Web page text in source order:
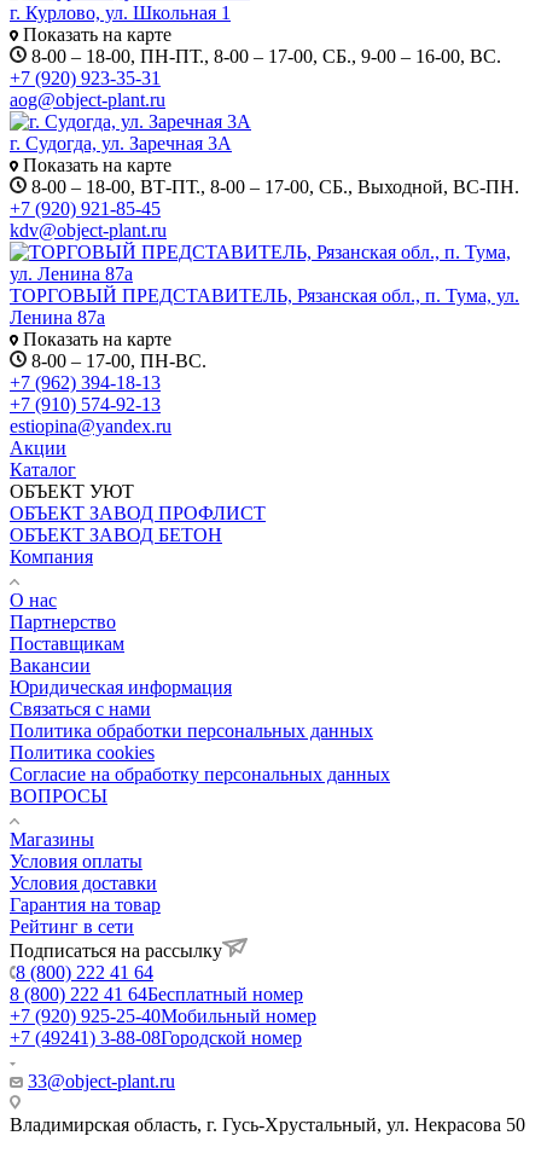
г. Курлово, ул. Школьная 1
Показать на карте
8-00 – 18-00, ПН-ПТ., 8-00 – 17-00, СБ., 9-00 – 16-00, ВС.
+7 (920) 923-35-31
aog@object-plant.ru
г. Судогда, ул. Заречная 3А
Показать на карте
8-00 – 18-00, ВТ-ПТ., 8-00 – 17-00, СБ., Выходной, ВС-ПН.
+7 (920) 921-85-45
kdv@object-plant.ru
ТОРГОВЫЙ ПРЕДСТАВИТЕЛЬ, Рязанская обл., п. Тума, ул.
Ленина 87а
Показать на карте
8-00 – 17-00, ПН-ВС.
+7 (962) 394-18-13
+7 (910) 574-92-13
estiopina@yandex.ru
Акции
Каталог
ОБЪЕКТ УЮТ
ОБЪЕКТ ЗАВОД ПРОФЛИСТ
ОБЪЕКТ ЗАВОД БЕТОН
Компания
О нас
Партнерство
Поставщикам
Вакансии
Юридическая информация
Связаться с нами
Политика обработки персональных данных
Политика cookies
Согласие на обработку персональных данных
ВОПРОСЫ
Магазины
Условия оплаты
Условия доставки
Гарантия на товар
Рейтинг в сети
Подписаться на рассылку
8 (800) 222 41 64
8 (800) 222 41 64Бесплатный номер
+7 (920) 925-25-40Мобильный номер
+7 (49241) 3-88-08Городской номер
33@object-plant.ru
Владимирская область, г. Гусь-Хрустальный, ул. Некрасова 50